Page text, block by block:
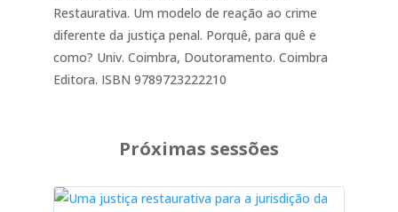
Restaurativa. Um modelo de reação ao crime
diferente da justiça penal. Porquê, para quê e
como? Univ. Coimbra, Doutoramento. Coimbra
Editora. ISBN 9789723222210
Próximas sessões